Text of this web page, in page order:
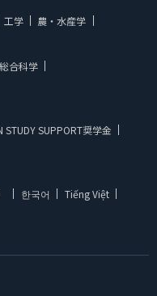
工学
農・水産学
総合科学
STUDY SUPPORT奨学金
한국어
Tiếng Việt